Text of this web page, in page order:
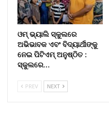
ଓମ୍‌ ଭ୍ୟାଲି ସ୍କୁଲରେ
ଅଭିଭାବକ ଏବଂ ବିଦ୍ୟାର୍ଥୀଙ୍କୁ
ନେଇ ପିଟିଏମ୍‌ ଅନୁଷ୍ଠିତ :
ସ୍କୁଲରେ…
PREV NEXT